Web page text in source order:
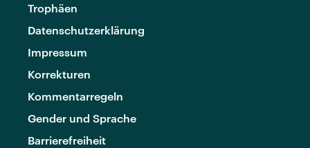
Trophäen
Datenschutzerklärung
Impressum
Korrekturen
Kommentarregeln
Gender und Sprache
Barrierefreiheit